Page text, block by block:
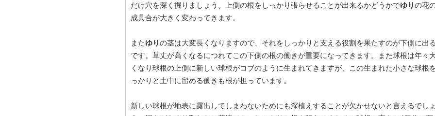
だけ穴を深く掘りましょう。上側の根をしっかり張らせることが出来るかどうかでゆりの花
成具合が大きく変わってきます。
またゆりの茎は大変長くなりますので、それをしっかりと支える役割を果たすのが下側に出
です。草丈が高くなるにつれてこの下側の根の働きが重要になってきます。また球根は年々
くなり球根の上側に新しい球根がコブのように生まれてきますが、この生まれた小さな球根
っかりと土中に留める働きも根が担っています。
新しい球根が地表に露出してしまわないためにも深植えすることが欠かせないと言えるでし